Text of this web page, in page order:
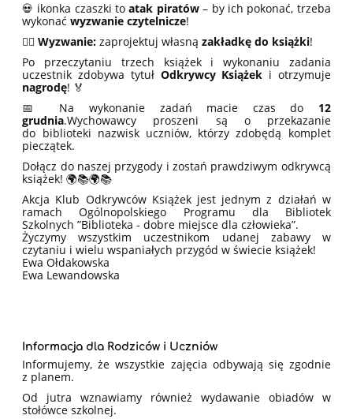
💀 ikonka czaszki toatak piratów– by ich pokonać, trzeba
wykonaćwyzwanie czytelnicze!
🏴‍☠️Wyzwanie: zaprojektuj własnązakładkę do książki!
Po przeczytaniu trzech książek i wykonaniu zadania
uczestnik zdobywa tytuł Odkrywcy Książek i otrzymuje
nagrodę! 🏅
📅 Na wykonanie zadań macie czas do 12
grudnia.Wychowawcy proszeni są o przekazanie
do biblioteki nazwisk uczniów, którzy zdobędą komplet
pieczątek.
Dołącz do naszej przygody i zostań prawdziwym odkrywcą
książek! 🌍📚🌍📚
Akcja Klub Odkrywców Książek jest jednym z działań w
ramach Ogólnopolskiego Programu dla Bibliotek
Szkolnych ”Biblioteka - dobre miejsce dla człowieka”.
Życzymy wszystkim uczestnikom udanej zabawy w
czytaniu i wielu wspaniałych przygód w świecie książek!
Ewa Ołdakowska
Ewa Lewandowska
Informacja dla Rodziców i Uczniów
Informujemy, że wszystkie zajęcia odbywają się zgodnie
z planem.
Od jutra wznawiamy również wydawanie obiadów w
stołówce szkolnej.